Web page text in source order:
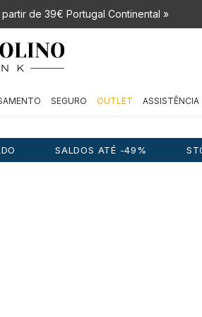
partir de 39€ Portugal Continental »
SEGURO OUTLET ASSISTÊNCIA
ATÉ -49% STOCK